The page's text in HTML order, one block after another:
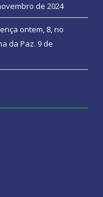
de 2024
ontem, 8, no
da Paz. 9 de